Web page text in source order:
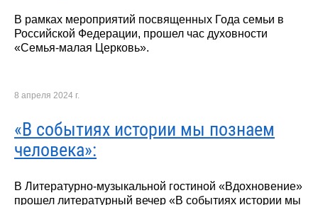
В рамках мероприятий посвященных Года семьи в
Российской Федерации, прошел час духовности
«Семья-малая Церковь».
8 апреля 2024 г.
«В событиях истории мы познаем
человека»:
В Литературно-музыкальной гостиной «Вдохновение»
прошел литературный вечер «В событиях истории мы